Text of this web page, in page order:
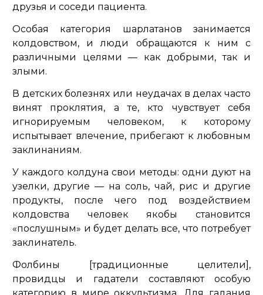
друзья и соседи пациента.
Особая категория шарлатанов занимается
колдовством, и люди обращаются к ним с
различными целями — как добрыми, так и
злыми.
В детских болезнях или неудачах в делах часто
винят проклятия, а те, кто чувствует себя
игнорируемым человеком, к которому
испытывает влечение, прибегают к любовным
заклинаниям.
У каждого колдуна свои методы: одни дуют на
узелки, другие — на соль, чай, рис и другие
продукты, после чего под воздействием
колдовства человек якобы становится
«послушным» и будет делать все, что потребует
заклинатель.
Фолбины [традиционные целители],
провидцы и гадатели составляют особую
категорию в мире оккультизма. Для гадания